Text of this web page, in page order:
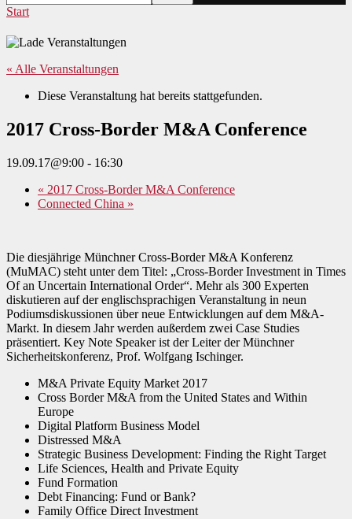
Start
« Alle Veranstaltungen
Diese Veranstaltung hat bereits stattgefunden.
2017 Cross-Border M&A Conference
19.09.17@9:00 - 16:30
« 2017 Cross-Border M&A Conference
Connected China »
Die diesjährige Münchner Cross-Border M&A Konferenz
(MuMAC) steht unter dem Titel: „Cross-Border Investment in Times
Of an Uncertain International Order“. Mehr als 300 Experten
diskutieren auf der englischsprachigen Veranstaltung in neun
Podiumsdiskussionen über neue Entwicklungen auf dem M&A-
Markt. In diesem Jahr werden außerdem zwei Case Studies
präsentiert. Key Note Speaker ist der Leiter der Münchner
Sicherheitskonferenz, Prof. Wolfgang Ischinger.
M&A Private Equity Market 2017
Cross Border M&A from the United States and Within
Europe
Digital Platform Business Model
Distressed M&A
Strategic Business Development: Finding the Right Target
Life Sciences, Health and Private Equity
Fund Formation
Debt Financing: Fund or Bank?
Family Office Direct Investment